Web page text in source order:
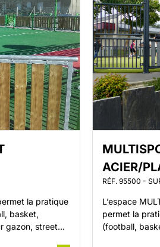
la pratique
basket,
gazon, street
ACIER/
RÉF. 95500 -
L’espace
permet la
(football,